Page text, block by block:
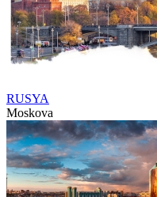
RUSYA
Moskova